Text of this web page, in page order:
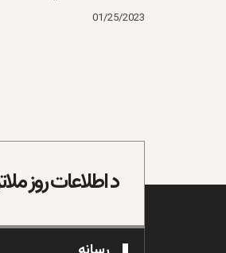
01/25/2023
د اطلاعات روز